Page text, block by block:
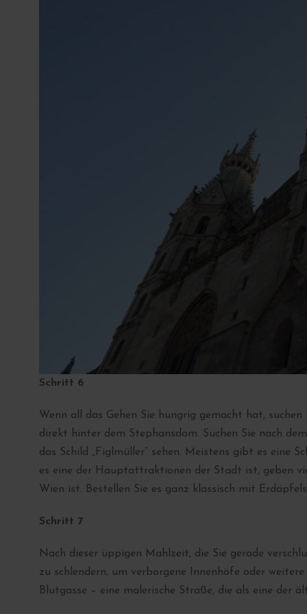
Schritt 6
Wenn all das Gehen Sie hungrig gemacht hat,
direkt hinter dem Stephansdom. Suchen Sie nach
das Schild „Figlmüller“ sehen. Meistens gibt es eine
es eine der Hauptattraktionen der Stadt ist, geben
Wien ist. Bestellen Sie es ganz klassisch mit
Schritt 7
Nach dieser üppigen Mahlzeit, die Sie gerade
zu schlendern, um verborgene Innenhöfe oder
Blutgasse – eine malerische Straße, die als eine